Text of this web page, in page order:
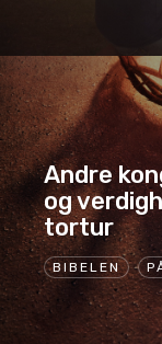
BIBELEN
Andre
og
tortur